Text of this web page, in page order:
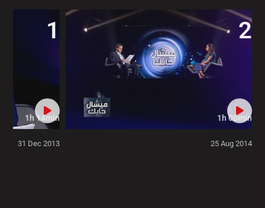
2026 - 2 حلقة
2025 - 2 حلقة
2024 - 2 حلقة
2022 - 2 حلقة
2
1h 00min
25 Aug 2014
1
1h 14min
31 Dec 2013